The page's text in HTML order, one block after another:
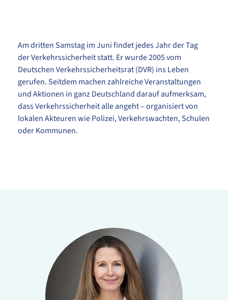
Am dritten Samstag im Juni findet jedes Jahr der Tag
der Verkehrssicherheit statt. Er wurde 2005 vom
Deutschen Verkehrssicherheitsrat (DVR) ins Leben
gerufen. Seitdem machen zahlreiche Veranstaltungen
und Aktionen in ganz Deutschland darauf aufmerksam,
dass Verkehrssicherheit alle angeht – organisiert von
lokalen Akteuren wie Polizei, Verkehrswachten, Schulen
oder Kommunen.